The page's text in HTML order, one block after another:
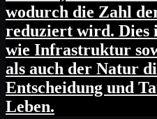
wodurch die Zahl
reduziert wird. Dies
wie Infrastruktur
als auch der Natur
Entscheidung und
Leben.